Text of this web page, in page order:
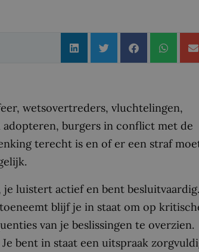
wetsovertreders, vluchtelingen,
burgers in conflict met de
terecht is en of er een straf
luistert actief en bent besluitvaardig.
blijf je in staat om op
van je beslissingen te overzien.
bent in staat een uitspraak